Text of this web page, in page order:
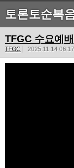
토론토순복
TFGC 수요예배
TFGC 2025.11.14